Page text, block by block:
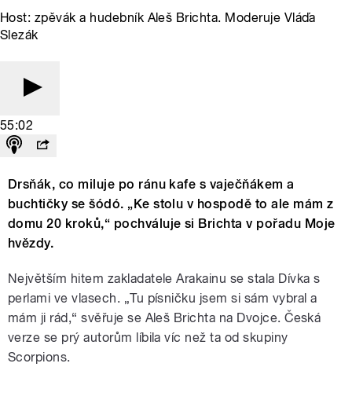
Host: zpěvák a hudebník Aleš Brichta. Moderuje Vláďa
Slezák
55:02
Drsňák, co miluje po ránu kafe s vaječňákem a
buchtičky se šódó. „Ke stolu v hospodě to ale mám z
domu 20 kroků,“ pochváluje si Brichta v pořadu Moje
hvězdy.
Největším hitem zakladatele Arakainu se stala Dívka s
perlami ve vlasech. „Tu písničku jsem si sám vybral a
mám ji rád,“ svěřuje se Aleš Brichta na Dvojce. Česká
verze se prý autorům líbila víc než ta od skupiny
Scorpions.